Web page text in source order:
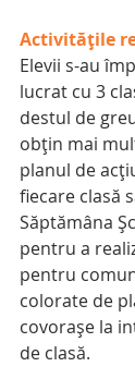
Activitățile
Elevii s-au
lucrat cu 3
destul de
obţin mai
planul de
fiecare clasă
Săptămâna
pentru a
pentru
colorate de
covoraşe la
de clasă.